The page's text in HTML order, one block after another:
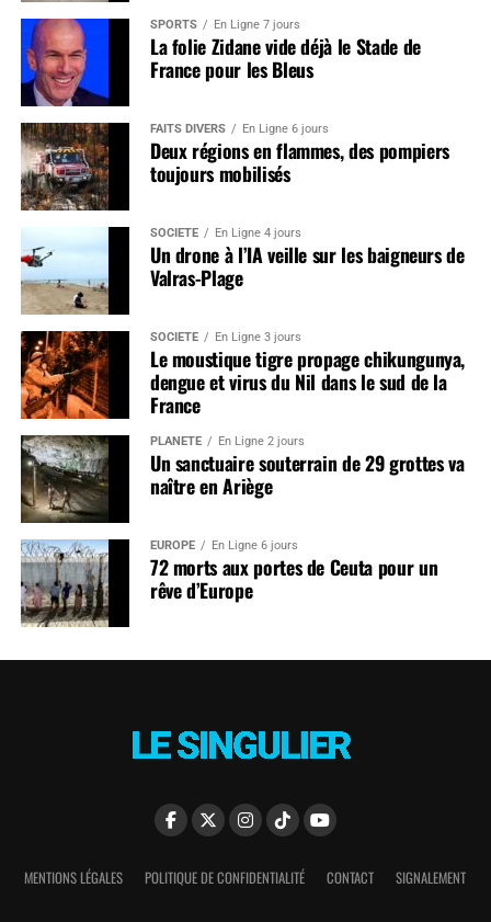
SPORTS En Ligne 7 jours
La folie Zidane vide déjà le Stade de
France pour les Bleus
FAITS DIVERS En Ligne 6 jours
Deux régions en flammes, des pompiers
toujours mobilisés
SOCIÉTÉ En Ligne 4 jours
Un drone à l’IA veille sur les baigneurs de
Valras-Plage
SOCIÉTÉ En Ligne 3 jours
Le moustique tigre propage chikungunya,
dengue et virus du Nil dans le sud de la
France
PLANÈTE En Ligne 2 jours
Un sanctuaire souterrain de 29 grottes va
naître en Ariège
EUROPE En Ligne 6 jours
72 morts aux portes de Ceuta pour un
rêve d’Europe
MENTIONS LÉGALES POLITIQUE DE CONFIDENTIALITÉ CONTACT SIGNALEMENT